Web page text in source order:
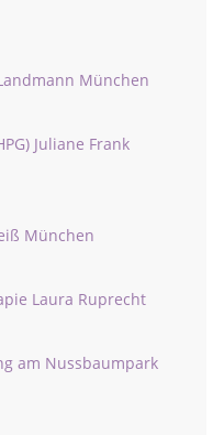
München
Juliane Frank
München
Laura Ruprecht
am Nussbaumpark